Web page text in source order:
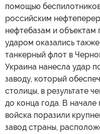
помощью
российским
нефтебазам и
ударом оказались
танкерный флот в
Украина нанесла удар
заводу, который
столицы, в результате
до конца года. В
войска поразили
завод страны,